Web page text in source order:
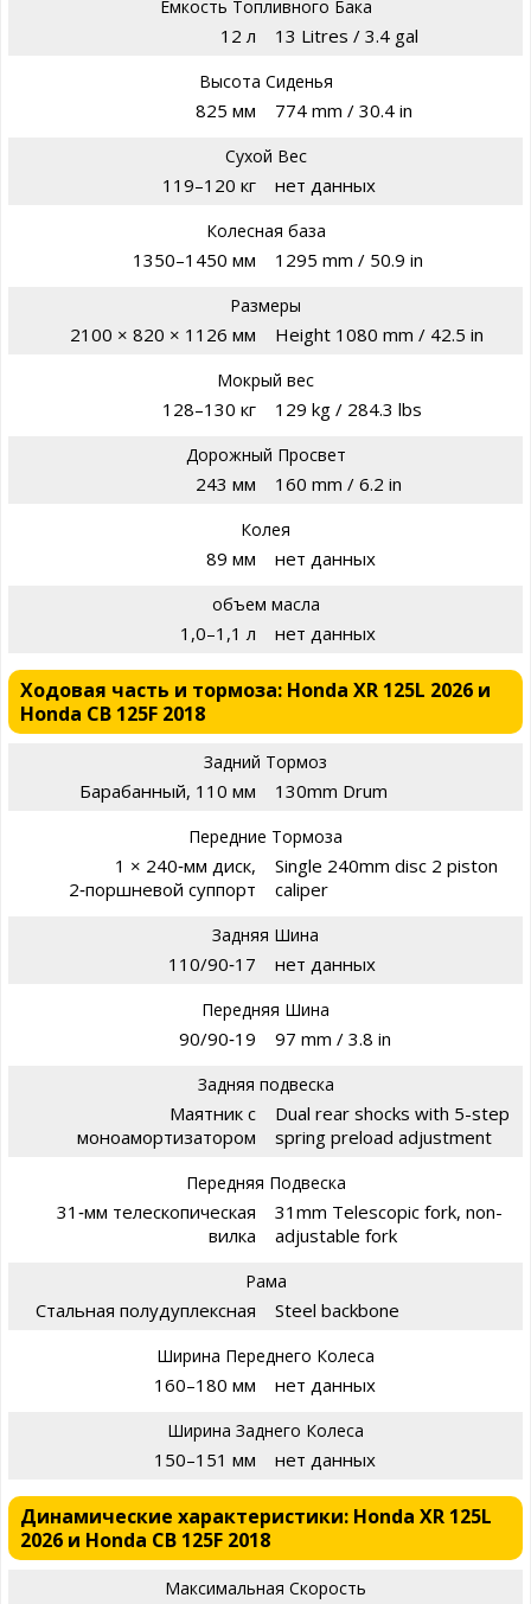
Емкость Топливного Бака
12 л 13 Litres / 3.4 gal
Высота Сиденья
825 мм 774 mm / 30.4 in
Сухой Вес
119–120 кг нет данных
Колесная база
1350–1450 мм 1295 mm / 50.9 in
Размеры
2100 × 820 × 1126 мм Height 1080 mm / 42.5 in
Мокрый вес
128–130 кг 129 kg / 284.3 lbs
Дорожный Просвет
243 мм 160 mm / 6.2 in
Колея
89 мм нет данных
объем масла
1,0–1,1 л нет данных
Ходовая часть и тормоза: Honda XR 125L 2026 и
Honda CB 125F 2018
Задний Тормоз
Барабанный, 110 мм 130mm Drum
Передние Тормоза
1 × 240‑мм диск,
2‑поршневой суппорт
Single 240mm disc 2 piston
caliper
Задняя Шина
110/90‑17 нет данных
Передняя Шина
90/90‑19 97 mm / 3.8 in
Задняя подвеска
Маятник с
моноамортизатором
Dual rear shocks with 5-step
spring preload adjustment
Передняя Подвеска
31‑мм телескопическая
вилка
31mm Telescopic fork, non-
adjustable fork
Рама
Стальная полудуплексная Steel backbone
Ширина Переднего Колеса
160–180 мм нет данных
Ширина Заднего Колеса
150–151 мм нет данных
Динамические характеристики: Honda XR 125L
2026 и Honda CB 125F 2018
Максимальная Скорость